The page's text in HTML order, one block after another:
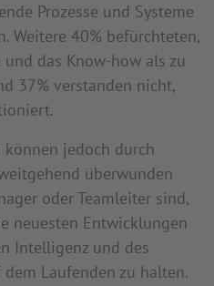
Prozesse und Systeme
Weitere 40% befürchteten,
das Know-how als zu
37% verstanden nicht,
können jedoch durch
überwunden
oder Teamleiter sind,
neuesten Entwicklungen
Intelligenz und des
Laufenden zu halten.